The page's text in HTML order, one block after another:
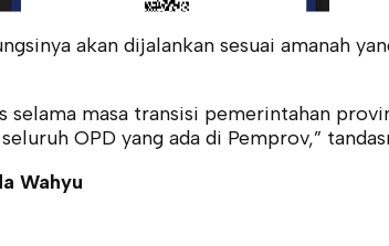
akan dijalankan sesuai amanah
selama masa transisi pemerintahan
OPD yang ada di Pemprov,”
Wahyu